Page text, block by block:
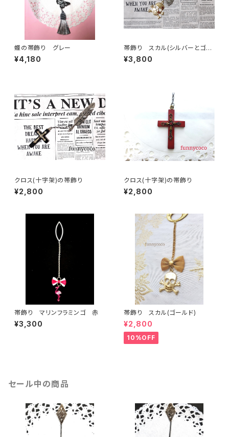
蝶の帯飾り グレー
¥4,180
帯飾り スカル(シルバーとゴー
ルドのコンビ)
¥3,800
クロス(十字架)の帯飾り
¥2,800
クロス(十字架)の帯飾り
¥2,800
帯飾り マリンフラミンゴ 赤
¥3,300
帯飾り スカル(ゴールド)
¥2,800
10%OFF
セール中の商品